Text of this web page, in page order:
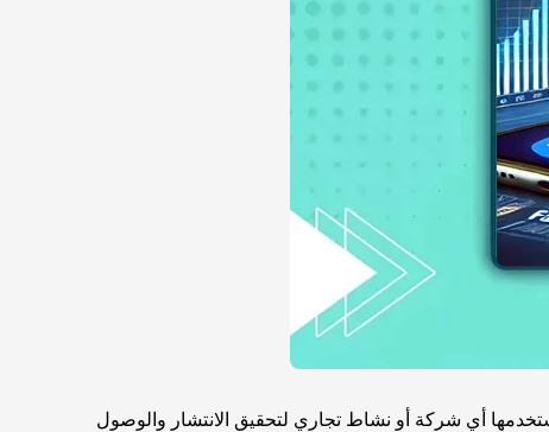
أي شركة أو نشاط تجاري لتحقيق الانتشار والوصول